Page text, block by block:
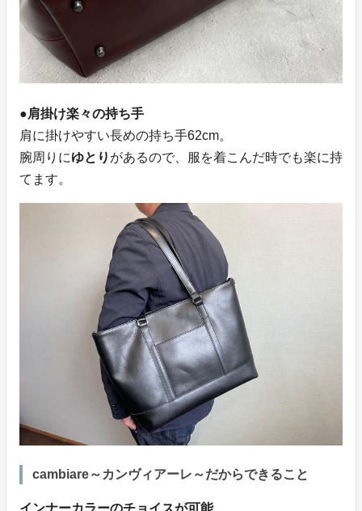
●肩掛け楽々の持ち手
肩に掛けやすい長めの持ち手62cm。
腕周りにゆとり があるので、服を着こんだ時でも楽に持
てます。
cambiare～カンヴィアーレ～だからできること